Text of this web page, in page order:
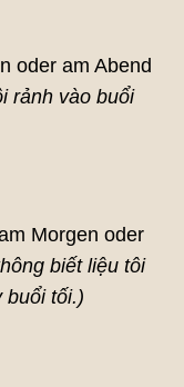
oder am Abend
rảnh vào buổi
Morgen oder
biết liệu tôi
buổi tối.)